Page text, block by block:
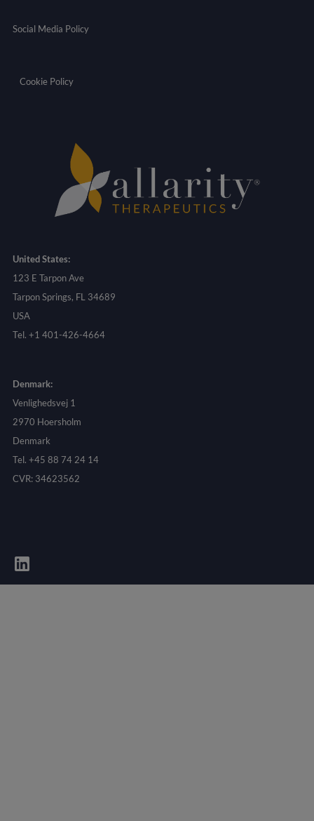
Social Media Policy
Cookie Policy
United States:
123 E Tarpon Ave
Tarpon Springs, FL 34689
USA
Tel. +1 401-426-4664
Denmark:
Venlighedsvej 1
2970 Hoersholm
Denmark
Tel. +45 88 74 24 14
CVR: 34623562